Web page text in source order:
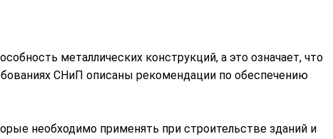
металлических конструкций, а это означает, что
СНиП описаны рекомендации по обеспечению
необходимо применять при строительстве зданий и